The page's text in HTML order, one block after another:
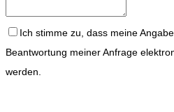
Ich stimme zu, dass meine
Beantwortung meiner Anfrage
werden.